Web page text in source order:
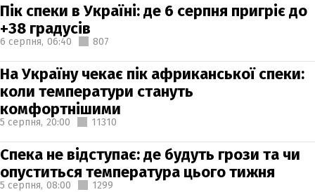
Пік спеки в Україні: де 6 серпня пригріє до
+38 градусів
6 серпня, 06:40 807
На Україну чекає пік африканської спеки:
коли температури стануть
комфортнішими
5 серпня, 20:00 11310
Спека не відступає: де будуть грози та чи
опуститься температура цього тижня
5 серпня, 08:00 1299